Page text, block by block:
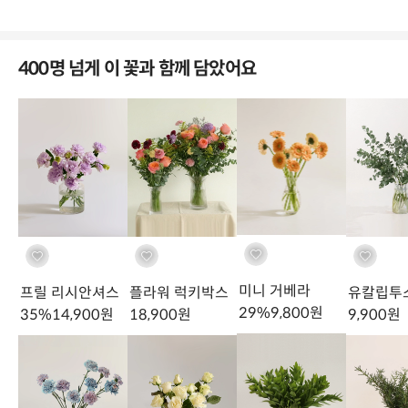
400명 넘게 이 꽃과 함께 담았어요
프릴 리시안셔스
35%14,900원
플라워 럭키박스
18,900원
미니 거베라
29%9,800원
유칼립투
9,900원